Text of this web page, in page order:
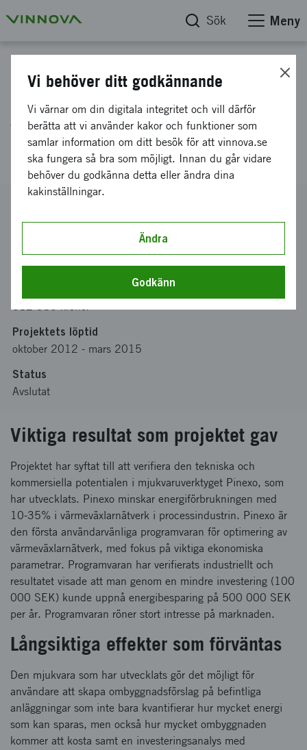
Sök Meny
Pinexo - Användarvänligt
verktyg för energibesparing
inom processindustri
2012-03312
Encubator AB
612 386 kronor
Projektets löptid
oktober 2012 - mars 2015
Status
Avslutat
Viktiga resultat som projektet gav
Projektet har syftat till att verifiera den tekniska och
kommersiella potentialen i mjukvaruverktyget Pinexo, som
har utvecklats. Pinexo minskar energiförbrukningen med
10-35% i värmeväxlarnätverk i processindustrin. Pinexo är
den första användarvänliga programvaran för optimering av
värmeväxlarnätverk, med fokus på viktiga ekonomiska
parametrar. Programvaran har verifierats industriellt och
resultatet visade att man genom en mindre investering (100
000 SEK) kunde uppnå energibesparing på 500 000 SEK
per år. Programvaran röner stort intresse på marknaden.
Långsiktiga effekter som förväntas
Den mjukvara som har utvecklats gör det möjligt för
användare att skapa ombyggnadsförslag på befintliga
anläggningar som inte bara kvantifierar hur mycket energi
som kan sparas, men också hur mycket ombyggnaden
kommer att kosta samt en investeringsanalys med
Vi behöver ditt godkännande
Vi värnar om din digitala integritet och vill därför
berätta att vi använder kakor och funktioner som
samlar information om ditt besök för att vinnova.se
ska fungera så bra som möjligt. Innan du går vidare
behöver du godkänna detta eller ändra dina
kakinställningar.
Ändra
Godkänn